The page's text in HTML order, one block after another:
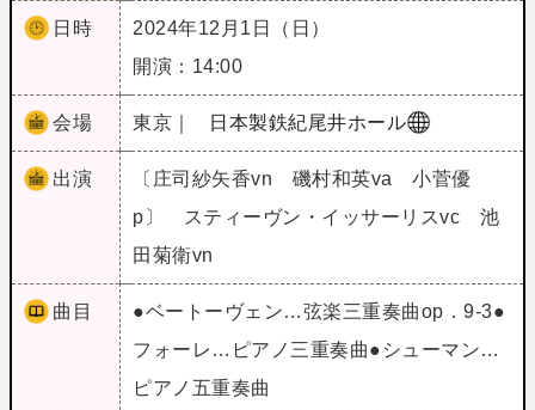
日時
2024年12月1日（日）
開演：14:00
会場 東京｜ 日本製鉄紀尾井ホール
出演
〔庄司紗矢香vn 磯村和英va 小菅優
p〕 スティーヴン・イッサーリスvc 池
田菊衛vn
曲目
●ベートーヴェン…弦楽三重奏曲op．9‐3●
フォーレ…ピアノ三重奏曲●シューマン…
ピアノ五重奏曲